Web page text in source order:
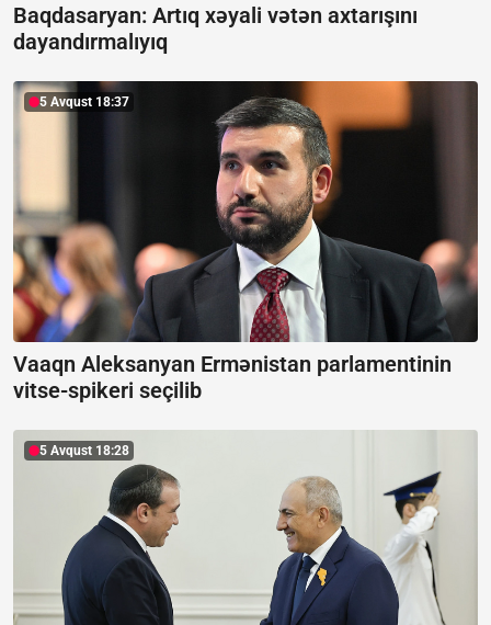
Baqdasaryan: Artıq xəyali vətən axtarışını
dayandırmalıyıq
5 Avqust 18:37
Vaaqn Aleksanyan Ermənistan parlamentinin
vitse-spikeri seçilib
5 Avqust 18:28